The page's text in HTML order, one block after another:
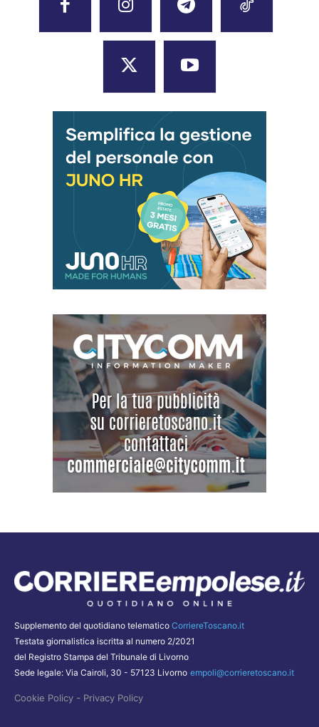
Supplemento del quotidiano telematico CorriereToscano.it
Testata giornalistica iscritta al numero 2/2021
del Registro Stampa del Tribunale di Livorno
Sede legale: Via Cairoli, 30 - 57123 Livorno empoli@corrieretoscano.it
Cookie Policy - Privacy Policy